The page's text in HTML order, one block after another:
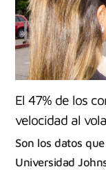
El 47% de los
velocidad al
Son los datos
Universidad